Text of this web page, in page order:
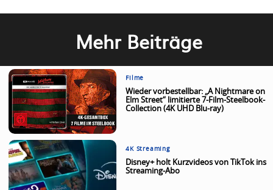
Mehr Beiträge
Filme
Wieder vorbestellbar: „A Nightmare on
Elm Street“ limitierte 7-Film-Steelbook-
Collection (4K UHD Blu-ray)
4K Streaming
Disney+ holt Kurzvideos von TikTok ins
Streaming-Abo